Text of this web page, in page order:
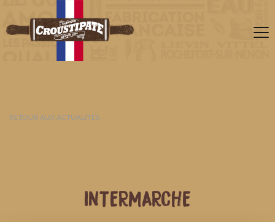
RETOUR AUX ACTUALITÉS
INTERMARCHE